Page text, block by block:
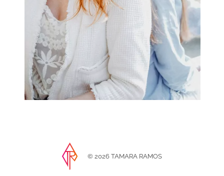
FAMILIE
© 2026 TAMARA RAMOS